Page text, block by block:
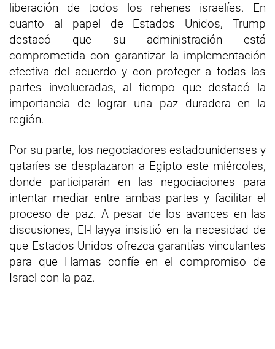
liberación de todos los rehenes israelíes. En
cuanto al papel de Estados Unidos, Trump
destacó que su administración está
comprometida con garantizar la implementación
efectiva del acuerdo y con proteger a todas las
partes involucradas, al tiempo que destacó la
importancia de lograr una paz duradera en la
región.
Por su parte, los negociadores estadounidenses y
qataríes se desplazaron a Egipto este miércoles,
donde participarán en las negociaciones para
intentar mediar entre ambas partes y facilitar el
proceso de paz. A pesar de los avances en las
discusiones, El-Hayya insistió en la necesidad de
que Estados Unidos ofrezca garantías vinculantes
para que Hamas confíe en el compromiso de
Israel con la paz.